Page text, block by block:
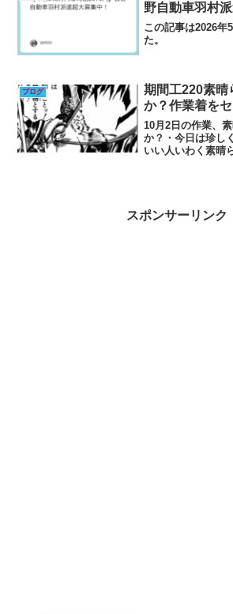
野自動車羽村
この記事は2026年
た。
ブログ
期間工220素晴
か？作業着を
10月2日の作業、
か？・今日は珍し
いい人いわく素晴
スポンサーリンク